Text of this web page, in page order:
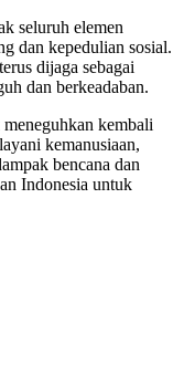
seluruh elemen
dan kepedulian sosial.
dijaga sebagai
dan berkeadaban.
kembali
kemanusiaan,
bencana dan
Indonesia untuk